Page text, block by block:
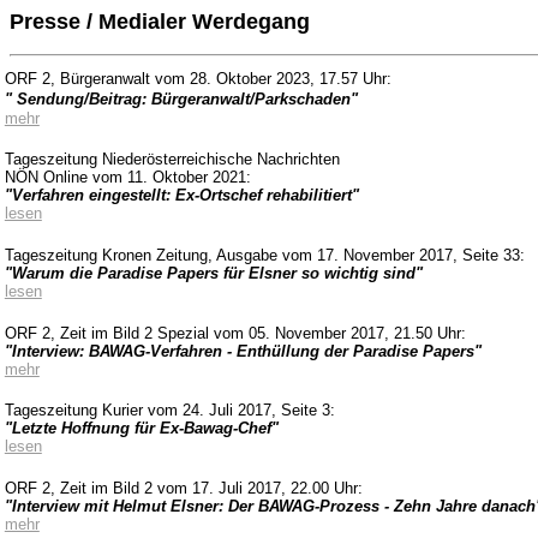
Presse / Medialer Werdegang
ORF 2, Bürgeranwalt vom 28. Oktober 2023, 17.57 Uhr:
" Sendung/Beitrag: Bürgeranwalt/Parkschaden"
mehr
Tageszeitung Niederösterreichische Nachrichten
NÖN Online vom 11. Oktober 2021:
"Verfahren eingestellt: Ex-Ortschef rehabilitiert"
lesen
Tageszeitung Kronen Zeitung, Ausgabe vom 17. November 2017, Seite 33:
"Warum die Paradise Papers für Elsner so wichtig sind"
lesen
ORF 2, Zeit im Bild 2 Spezial vom 05. November 2017, 21.50 Uhr:
"Interview: BAWAG-Verfahren - Enthüllung der Paradise Papers"
mehr
Tageszeitung Kurier vom 24. Juli 2017, Seite 3:
"Letzte Hoffnung für Ex-Bawag-Chef"
lesen
ORF 2, Zeit im Bild 2 vom 17. Juli 2017, 22.00 Uhr:
"Interview mit Helmut Elsner: Der BAWAG-Prozess - Zehn Jahre
mehr